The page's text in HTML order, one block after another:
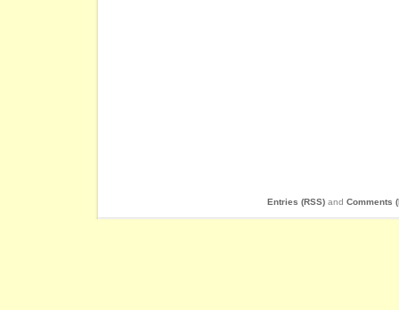
Entries (RSS) and Comments